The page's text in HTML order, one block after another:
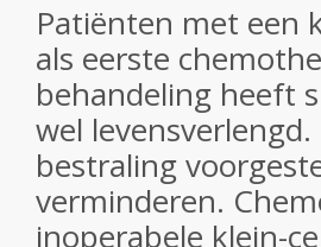
Patiënten met een
als eerste
behandeling heeft
wel
bestraling
verminderen.
inoperabele klein-